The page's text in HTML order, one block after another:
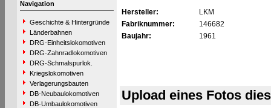
Navigation
Geschichte & Hintergründe
Länderbahnen
DRG-Einheitslokomotiven
DRG-Zahnradlokomotiven
DRG-Schmalspurlok.
Kriegslokomotiven
Verlagerungsbauten
DB-Neubaulokomotiven
DB-Umbaulokomotiven
Hersteller:
LKM
Fabriknummer:
146682
Baujahr:
1961
Upload eines Fotos